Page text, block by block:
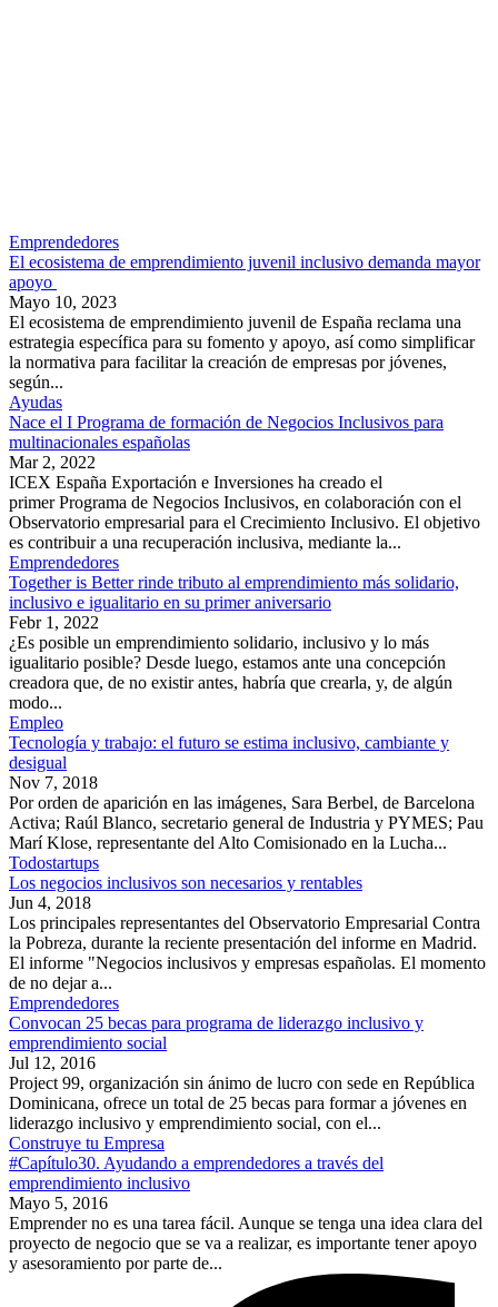
Emprendedores
El ecosistema de emprendimiento juvenil inclusivo demanda mayor
apoyo
Mayo 10, 2023
El ecosistema de emprendimiento juvenil de España reclama una
estrategia específica para su fomento y apoyo, así como simplificar
la normativa para facilitar la creación de empresas por jóvenes,
según...
Ayudas
Nace el I Programa de formación de Negocios Inclusivos para
multinacionales españolas
Mar 2, 2022
ICEX España Exportación e Inversiones ha creado el
primer Programa de Negocios Inclusivos, en colaboración con el
Observatorio empresarial para el Crecimiento Inclusivo. El objetivo
es contribuir a una recuperación inclusiva, mediante la...
Emprendedores
Together is Better rinde tributo al emprendimiento más solidario,
inclusivo e igualitario en su primer aniversario
Febr 1, 2022
¿Es posible un emprendimiento solidario, inclusivo y lo más
igualitario posible? Desde luego, estamos ante una concepción
creadora que, de no existir antes, habría que crearla, y, de algún
modo...
Empleo
Tecnología y trabajo: el futuro se estima inclusivo, cambiante y
desigual
Nov 7, 2018
Por orden de aparición en las imágenes, Sara Berbel, de Barcelona
Activa; Raúl Blanco, secretario general de Industria y PYMES; Pau
Marí Klose, representante del Alto Comisionado en la Lucha...
Todostartups
Los negocios inclusivos son necesarios y rentables
Jun 4, 2018
Los principales representantes del Observatorio Empresarial Contra
la Pobreza, durante la reciente presentación del informe en Madrid.
El informe "Negocios inclusivos y empresas españolas. El momento
de no dejar a...
Emprendedores
Convocan 25 becas para programa de liderazgo inclusivo y
emprendimiento social
Jul 12, 2016
Project 99, organización sin ánimo de lucro con sede en República
Dominicana, ofrece un total de 25 becas para formar a jóvenes en
liderazgo inclusivo y emprendimiento social, con el...
Construye tu Empresa
#Capítulo30. Ayudando a emprendedores a través del
emprendimiento inclusivo
Mayo 5, 2016
Emprender no es una tarea fácil. Aunque se tenga una idea clara del
proyecto de negocio que se va a realizar, es importante tener apoyo
y asesoramiento por parte de...